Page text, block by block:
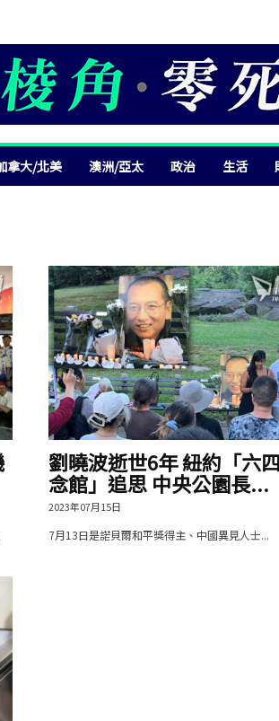
拿大/北美 澳洲/亞太 政治 生活
劉曉波逝世6年 紐約「六
念館」追思 中央公園長...
2023年07月15日
7月13日是諾貝爾和平獎得主、中國異見人士...